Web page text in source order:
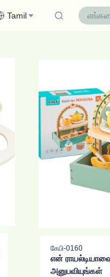
Tamil
கேபி-0160
என்
அனுபவியுங்கள்